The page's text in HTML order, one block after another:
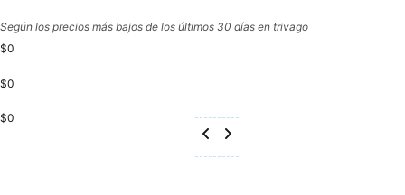
Según los precios más bajos de los últimos 30 días en trivago
$0
$0
$0